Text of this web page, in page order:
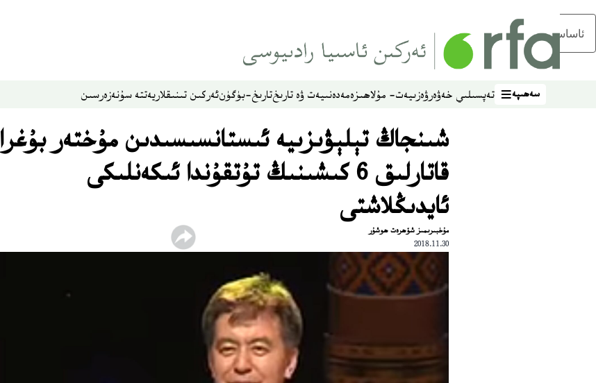
ئاساسلىق مەزمۇنغا ئاتلاڭ
سەھىپە
سەھىپە تەپسىلىي خەۋەرۋەزىيەت- مۇلاھىزەمەدەنىيەت ۋە تارىختارىخ-بۈگۈنئەركىن تىنىقلاريەتتە سۇنەزەرسىن
شىنجاڭ تېلېۋىزىيە ئىستانسىسىدىن مۇختەر بۇغرا
قاتارلىق 6 كىشىنىڭ تۇتقۇندا ئىكەنلىكى
ئايدىڭلاشتى
مۇخبىرىمىز شۆھرەت ھوشۇر
2018.11.30